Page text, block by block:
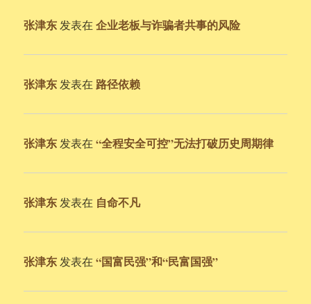
张津东 发表在企业老板与诈骗者共事的风险
张津东 发表在 路径依赖
张津东 发表在“全程安全可控”无法打破历史周期律
张津东 发表在 自命不凡
张津东 发表在“国富民强”和“民富国强”